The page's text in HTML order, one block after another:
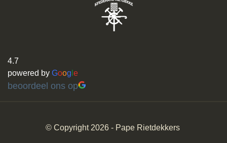
4.7
powered by Goog e
beoordeel ons op
© Copyright 2026 - Pape Rietdekkers